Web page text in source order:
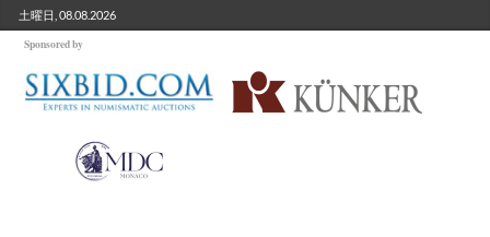
土曜日, 08.08.2026
Sponsored by